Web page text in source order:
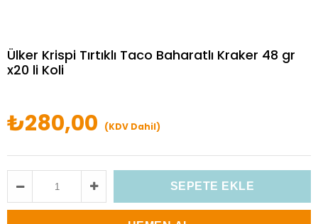
Ülker Krispi Tırtıklı Taco Baharatlı Kraker 48 gr
x20 li Koli
₺280,00 (KDV Dahil)